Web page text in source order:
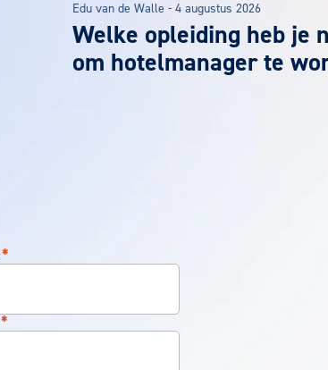
Edu van de Walle - 4 augustus 2026
Welke opleiding heb je
om hotelmanager te
*
*